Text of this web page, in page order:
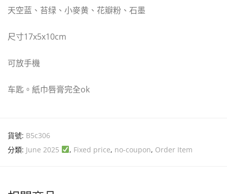
天空蓝、苔绿、小麥黄、花瓣粉、石墨
尺寸17x5x10cm
可放手機
车匙。紙巾唇膏完全ok
貨號: B5c306
分類: June 2025 , Fixed price, no-coupon, Order Item